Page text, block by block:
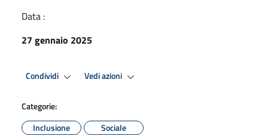
Data :
27 gennaio 2025
Condividi Vedi azioni
Categorie:
Inclusione
Sociale